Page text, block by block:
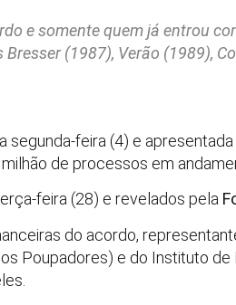
e somente quem já entrou
(1987), Verão (1989),
segunda-feira (4) e
de processos em
feira (28) e revelados pela
do acordo,
Poupadores) e do Instituto